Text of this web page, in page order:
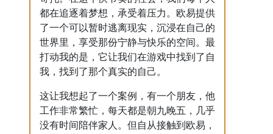
都在追逐着梦想，承受着压力。欧易提供
了一个可以暂时逃离现实，沉浸在自己的
世界里，享受那份宁静与快乐的空间。最
打动我的是，它让我们在游戏中找到了自
我，找到了那个真实的自己。
这让我想起了一个案例，有一个朋友，他
工作非常繁忙，每天都是朝九晚五，几乎
没有时间陪伴家人。但自从接触到欧易，